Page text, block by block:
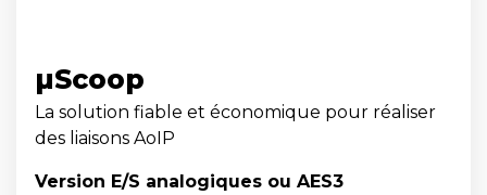
µScoop
La solution fiable et économique pour réaliser
des liaisons AoIP
Version E/S analogiques ou AES3